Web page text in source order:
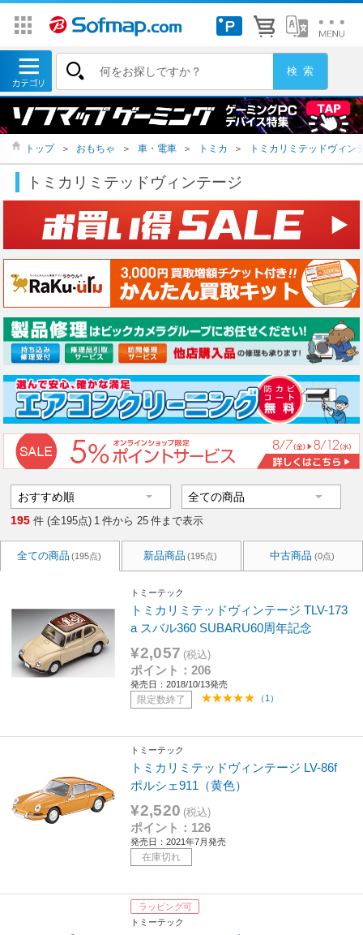
トップ ＞ おもちゃ ＞ 車・電車 ＞ トミカ ＞ トミカリミテッドヴィン
トミカリミテッドヴィンテージ
195 件 (全195点) 1 件から 25 件まで表示
全ての商品 (195点) 新品商品 (195点) 中古商品 (0点)
トミーテック
トミカリミテッドヴィンテージ TLV-173
a スバル360 SUBARU60周年記念
¥2,057 (税込)
ポイント：206
発売日：2018/10/13発売
限定数終了 （1）
トミーテック
トミカリミテッドヴィンテージ LV-86f
ポルシェ911（黄色）
¥2,520 (税込)
ポイント：126
発売日：2021年7月発売
在庫切れ
ラッピング可
トミーテック